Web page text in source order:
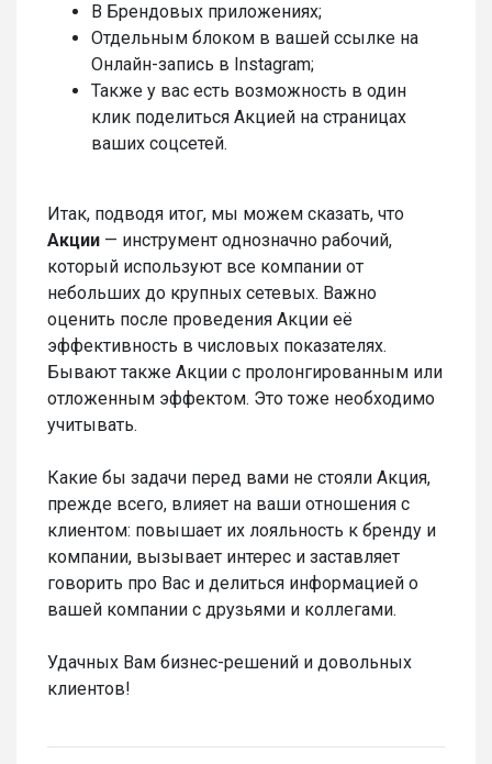
В Брендовых приложениях;
Отдельным блоком в вашей ссылке на
Онлайн-запись в Instagram;
Также у вас есть возможность в один
клик поделиться Акцией на страницах
ваших соцсетей.
Итак, подводя итог, мы можем сказать, что
Акции — инструмент однозначно рабочий,
который используют все компании от
небольших до крупных сетевых. Важно
оценить после проведения Акции её
эффективность в числовых показателях.
Бывают также Акции с пролонгированным или
отложенным эффектом. Это тоже необходимо
учитывать.
Какие бы задачи перед вами не стояли Акция,
прежде всего, влияет на ваши отношения с
клиентом: повышает их лояльность к бренду и
компании, вызывает интерес и заставляет
говорить про Вас и делиться информацией о
вашей компании с друзьями и коллегами.
Удачных Вам бизнес-решений и довольных
клиентов!